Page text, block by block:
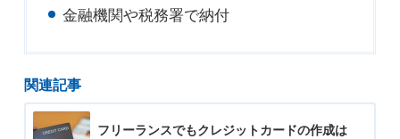
金融機関や税務署で納付
関連記事
フリーランスでもクレジットカードの作成は